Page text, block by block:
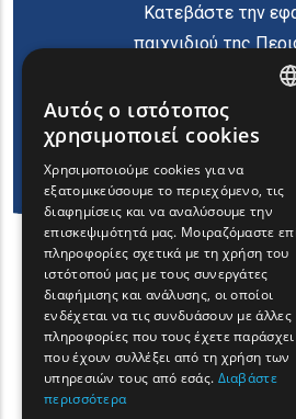
Κατεβάστε την
παιχνιδιού της
Ανατολικής
Αυτός ο ιστότοπος
χρησιμοποιεί cookies
Χρησιμοποιούμε cookies για να
εξατομικεύσουμε το περιεχόμενο, τις
διαφημίσεις και να αναλύσουμε την
επισκεψιμότητά μας. Μοιραζόμαστε
πληροφορίες σχετικά με τη χρήση του
ιστότοπού μας με τους συνεργάτες
διαφήμισης και ανάλυσης, οι οποίοι
ενδέχεται να τις συνδυάσουν με άλλες
πληροφορίες που τους έχετε
που έχουν συλλέξει από τη χρήση των
υπηρεσιών τους από εσάς. Διαβάστε
περισσότερα